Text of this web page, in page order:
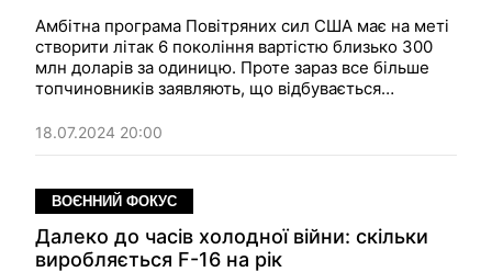
Амбітна програма Повітряних сил США має на меті
створити літак 6 покоління вартістю близько 300
млн доларів за одиницю. Проте зараз все більше
топчиновників заявляють, що відбувається
загрозу заміну Raptor та F/A-18 Super Hornet.
18.07.2024 20:00
ВОЄННИЙ ФОКУС
Далеко до часів холодної війни: скільки
виробляється F-16 на рік